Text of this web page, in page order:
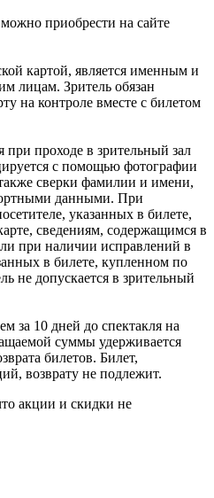
приобрести на сайте
картой, является именным и
лицам. Зритель обязан
на контроле вместе с билетом
проходе в зрительный зал
с помощью фотографии
сверки фамилии и имени,
данными. При
указанных в билете,
сведениям, содержащимся в
при наличии исправлений в
в билете, купленном по
не допускается в зрительный
за 10 дней до спектакля на
суммы удерживается
билетов. Билет,
возврату не подлежит.
акции и скидки не